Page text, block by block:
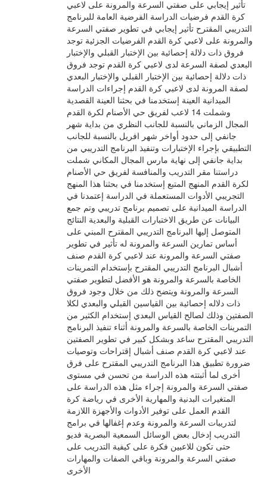
تأثير إيجابي على صفتي السرعة والمرونة على لاعبي
كرة القدم فرضيات الدراسة الفرضية العامة للبرنامج
التدريبي المقترح تأثير إيجابي في تطوير صفتي السرعة
والمرونة على لاعبي كرة القدم الفرضيات الجزئية توجد
فروق ذات دلالة إحصائية بين الإختبار القبلي والإختبار
البعدي لصفة السرعة لدى لاعبي كرة القدم توجد فروق
ذات دلالة إحصائية بين الإختبار القبلي والإختبار البعدي
لصفة المرونة لدى لاعبي كرة القدم إجراءات الدراسة
الميدانية العينة إستخدمنا في بحثنا العينة القصدية
وشملت 14 لاعب لفريق حي الأصنام لكرة القدم
المجال الزماني بالنسبة للجانب النظري من بداية شهر
جانفي إلى حدود أواخر شهر افريل بالنسبة للجانب
التطبيقي بإجراء الإختبارات وتنفيذ البرنامج التدريبي من
بداية جانفي إلى نهاية مارس المجال المكاني شملت
دراستنا مقر التدريب والمنافسة لفريق حي الأصنام
لكرة القدم المنهج المتبع إستخدمنا في بحثنا هذا المنهج
التجريبي الأدوات المستعملة في الدراسة إعتمدنا في
الدراسة الميدانية على تصميم برنامج تدريبي وتم جمع
البيانات عن طريق الاختبارات القبلية والبعدية النتائج
المتوصل إليها البرنامج التدريبي المقترح المبني على
أساس تمارين السرعة والمرونة له تأثير في تطوير
صفتي السرعة والمرونة عند لاعبي كرة القدم صنف
أشبال البرنامج التدريبي المقترح بإستخدام التمرينات
الخاصة بالسرعة والمرونة هو الأفضل لتطوير صفتي
السرعة والمرونة ويتضح ذلك من خلال وجود فروق
ذات دلاله إحصائية بين القياسين القبلي والبعدي لكلا
الصفتين وذلك لصالح القياس البعدي إستخدام الكثير من
التمرينات الخاصة بالسرعة والمرونة أثناء تنفيذ البرنامج
التدريبي المقترح ساعد وبشكل كبير في تطوير الصفتين
عند لاعبي كرة القدم صنف أشبال إقتراحات وتوصيات
ضرورة تطبيق هذا البرنامج التدريبي المقترح على فرق
أخرى لما أثبتته هذه الدراسة من تحسن في مستوى
صفتي السرعة والمرونة إجراء مثل هذه الدراسة على
المتغيرات البدنية والمهارية الأخرى في رياضة كرة
القدم العمل على توفير الأدوات والأجهزة اللازمة
لتدريبات السرعة والمرونة وعدم إغفالها في برامج
التدريب إدخال بعض الوسائل السمعية البصرية فديو
حتى تكون للاعبين فكرة على كيفية التدريب على
صفتي السرعة والمرونة وباقي الصفات والمهارات
الأخرى